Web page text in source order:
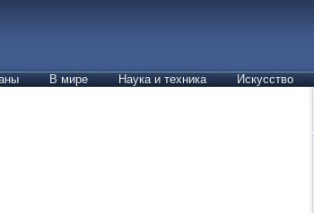
В мире Наука и техника Искусство